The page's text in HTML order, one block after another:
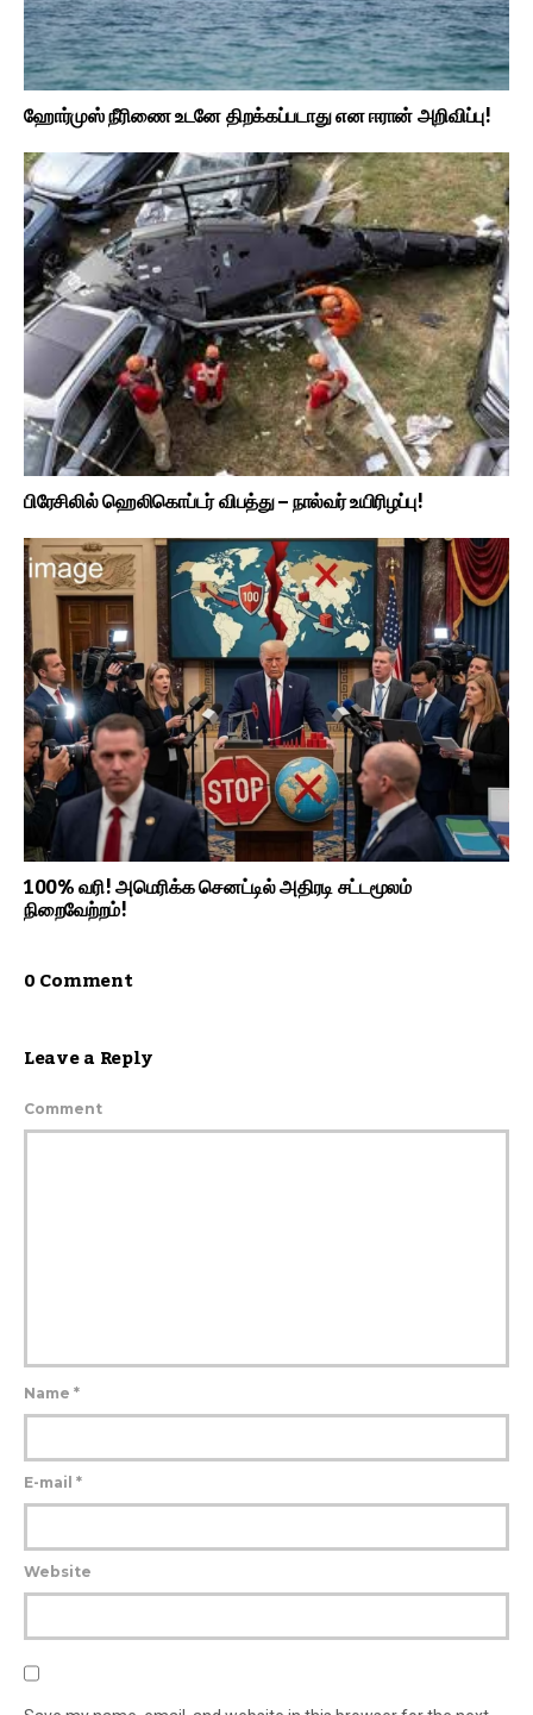
ஹோர்முஸ் நீரிணை உடனே திறக்கப்படாது என ஈரான் அறிவிப்பு!
பிரேசிலில் ஹெலிகொப்டர் விபத்து – நால்வர் உயிரிழப்பு!
100% வரி! அமெரிக்க செனட்டில் அதிரடி சட்டமூலம்
நிறைவேற்றம்!
0 Comment
Leave a Reply
Comment
Name *
E-mail *
Website